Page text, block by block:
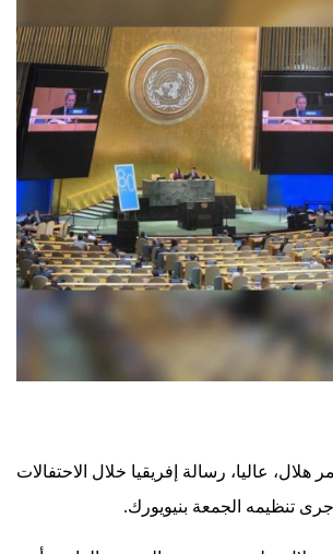
عاليا، رسالة إفريقيا خلال الاحتفالات